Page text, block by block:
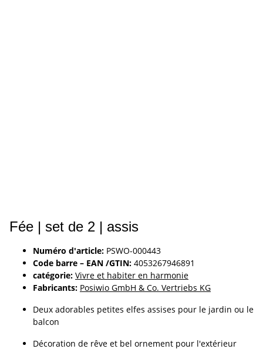
Fée | set de 2 | assis
Numéro d'article: PSWO-000443
Code barre – EAN /GTIN: 4053267946891
catégorie: Vivre et habiter en harmonie
Fabricants: Posiwio GmbH & Co. Vertriebs KG
Deux adorables petites elfes assises pour le jardin ou le
balcon
Décoration de rêve et bel ornement pour l'extérieur